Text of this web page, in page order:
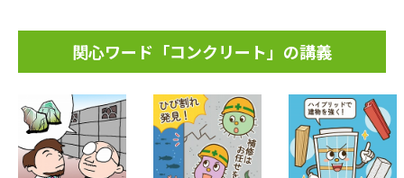
関心ワード「コンクリート」の講義